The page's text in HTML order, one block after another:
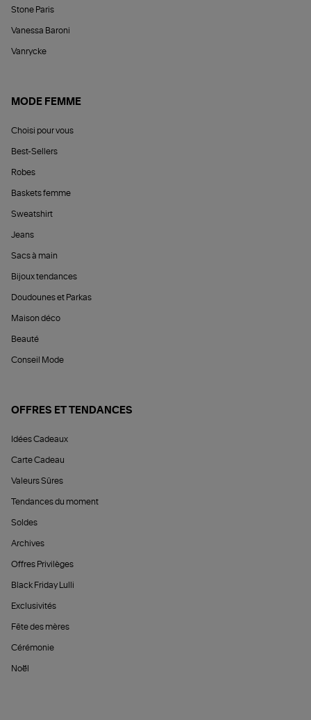
Stone Paris
Vanessa Baroni
Vanrycke
MODE FEMME
Choisi pour vous
Best-Sellers
Robes
Baskets femme
Sweatshirt
Jeans
Sacs à main
Bijoux tendances
Doudounes et Parkas
Maison déco
Beauté
Conseil Mode
OFFRES ET TENDANCES
Idées Cadeaux
Carte Cadeau
Valeurs Sûres
Tendances du moment
Soldes
Archives
Offres Privilèges
Black Friday Lulli
Exclusivités
Fête des mères
Cérémonie
Noël